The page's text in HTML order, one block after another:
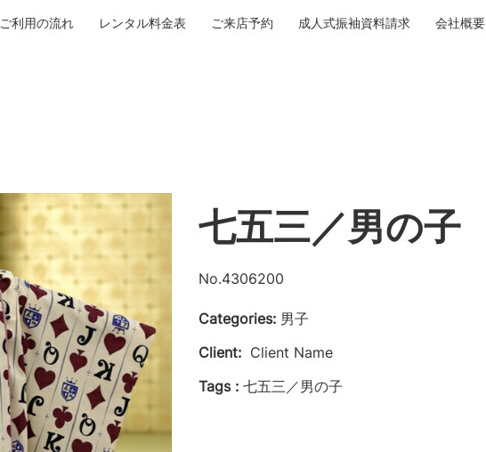
ご利用の流れ レンタル料金表 ご来店予約 成人式振袖資料請求 会社概要
七五三／男の子
No.4306200
Categories: 男子
Client: Client Name
Tags : 七五三／男の子